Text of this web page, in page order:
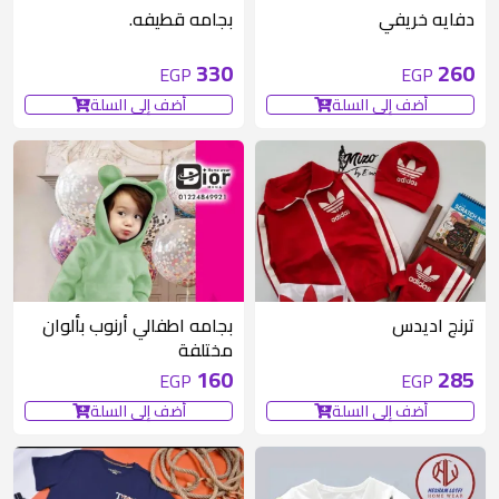
دفايه خريفي
260
EGP
أضف إلى السلة
بجامه قطيفه.
330
EGP
أضف إلى السلة
متوفر 3 قطع ترنج اديدس
285
EGP
أضف إلى السلة
متوفر 1 قطع
بجامه اطفالي أرنوب بألوان
مختلفة
160
EGP
أضف إلى السلة